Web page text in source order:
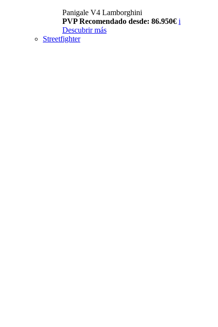
Panigale V4 Lamborghini
PVP Recomendado desde: 86.950€ i
Descubrir más
Streetfighter